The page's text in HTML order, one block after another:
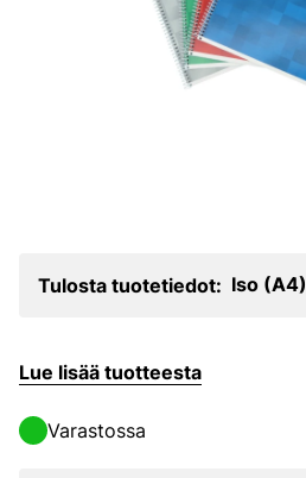
Tulosta tuotetiedot: Iso (A4)
Lue lisää tuotteesta
Varastossa